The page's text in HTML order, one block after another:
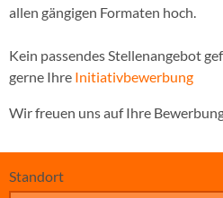
allen gängigen Formaten hoch.
Kein passendes Stellenangebot
gerne Ihre Initiativbewerbung
Wir freuen uns auf Ihre
Standort